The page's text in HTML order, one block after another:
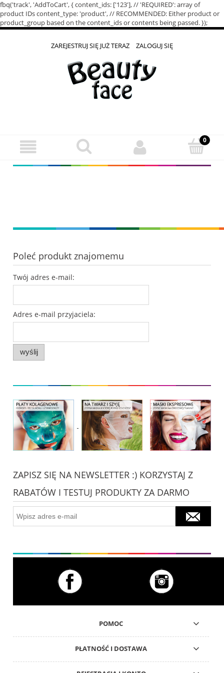
fbq('track', 'AddToCart', { content_ids: ['123'], // 'REQUIRED': array of
product IDs content_type: 'product', // RECOMMENDED: Either product or
product_group based on the content_ids or contents being passed. });
ZAREJESTRUJ SIĘ JUŻ TERAZ ZALOGUJ SIĘ
Poleć produkt znajomemu
Twój adres e-mail:
Adres e-mail przyjaciela:
wyślij
ZAPISZ SIĘ NA NEWSLETTER :) KORZYSTAJ Z
RABATÓW I TESTUJ PRODUKTY ZA DARMO
POMOC
PŁATNOŚĆ I DOSTAWA